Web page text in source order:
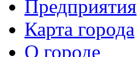
Предприятия
Карта города
О городе